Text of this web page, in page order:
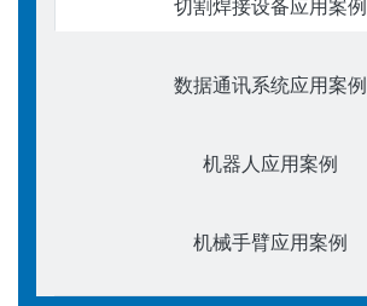
切割焊接设备应用案例
数据通讯系统应用案例
机器人应用案例
机械手臂应用案例